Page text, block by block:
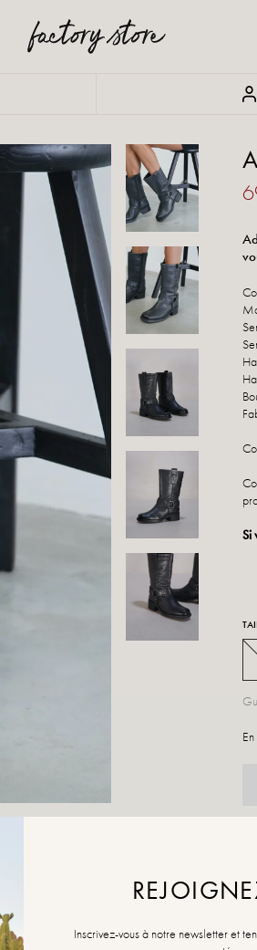
Si
Inscrivez-vous à notre newsletter et